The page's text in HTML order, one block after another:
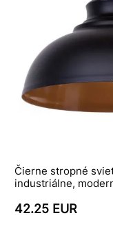
Čierne stropné
industriálne,
42.25 EUR